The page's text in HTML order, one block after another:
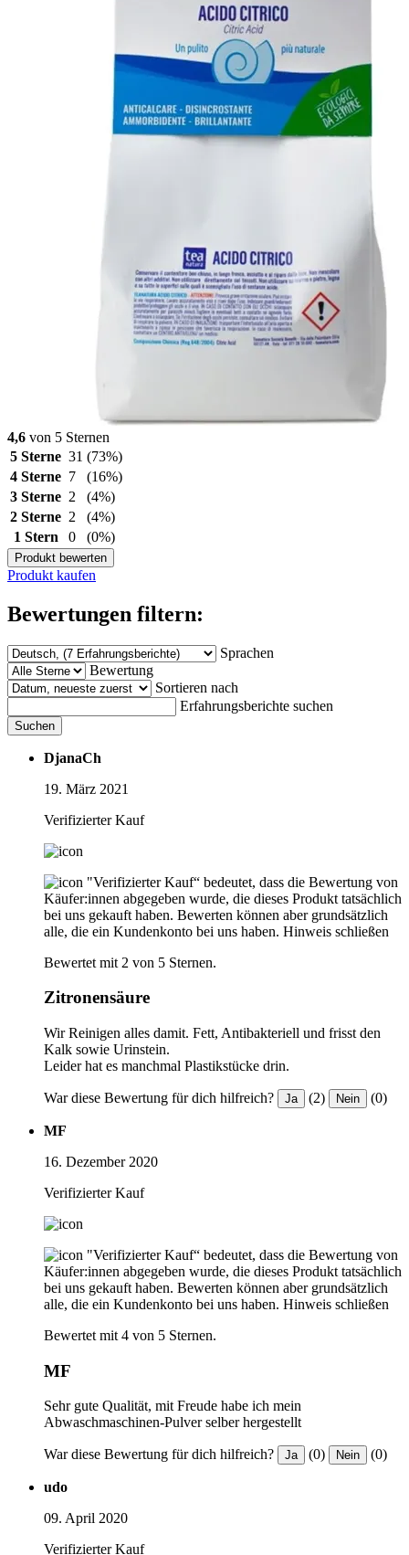
4,6 von 5 Sternen
5 Sterne 31 (73%)
4 Sterne 7
(16%)
3 Sterne 2
(4%)
2 Sterne 2
(4%)
1 Stern
0 (0%)
Produkt bewerten
Produkt kaufen
Bewertungen filtern:
Sprachen
Bewertung
Sortieren nach
Erfahrungsberichte suchen
Suchen
DjanaCh
19. März 2021
Verifizierter Kauf
"Verifizierter Kauf“ bedeutet, dass die Bewertung von
Käufer:innen abgegeben wurde, die dieses Produkt tatsächlich
bei uns gekauft haben. Bewerten können aber grundsätzlich
alle, die ein Kundenkonto bei uns haben. Hinweis schließen
Bewertet mit 2 von 5 Sternen.
Zitronensäure
Wir Reinigen alles damit. Fett, Antibakteriell und frisst den
Kalk sowie Urinstein.
Leider hat es manchmal Plastikstücke drin.
War diese Bewertung für dich hilfreich? Ja (2) Nein (0)
MF
16. Dezember 2020
Verifizierter Kauf
"Verifizierter Kauf“ bedeutet, dass die Bewertung von
Käufer:innen abgegeben wurde, die dieses Produkt tatsächlich
bei uns gekauft haben. Bewerten können aber grundsätzlich
alle, die ein Kundenkonto bei uns haben. Hinweis schließen
Bewertet mit 4 von 5 Sternen.
MF
Sehr gute Qualität, mit Freude habe ich mein
Abwaschmaschinen-Pulver selber hergestellt
War diese Bewertung für dich hilfreich? Ja (0) Nein (0)
udo
09. April 2020
Verifizierter Kauf